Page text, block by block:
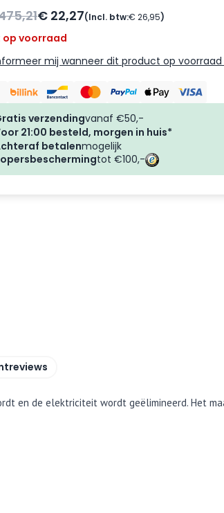
€ 22,27(Incl. btw:€ 26,95)
op voorraad
mij wanneer dit product op voorraad
verzendingvanaf €50,-
21:00 besteld, morgen in huis*
betalenmogelijk
tot €100,-
en de elektriciteit wordt geëlimineerd. Het